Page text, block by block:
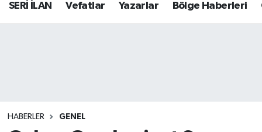
SERİ İLAN Vefatlar Yazarlar Bölge Haberleri
HABERLER GENEL